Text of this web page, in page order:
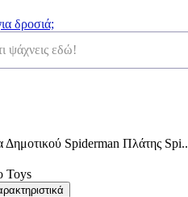
δροσιά;
Δημοτικού Spiderman Πλάτης
Toys